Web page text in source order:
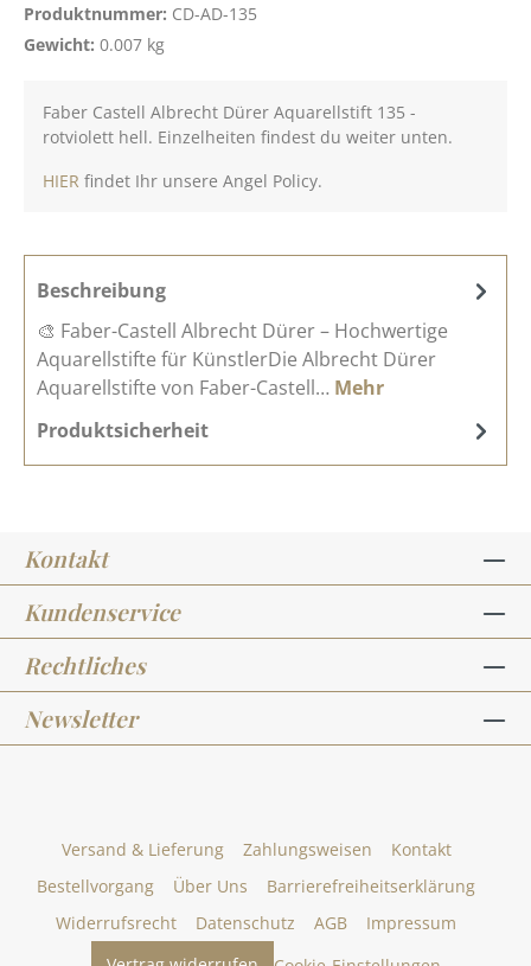
Produktnummer: CD-AD-135
Gewicht: 0.007 kg
Faber Castell Albrecht Dürer Aquarellstift 135 -
rotviolett hell. Einzelheiten findest du weiter unten.
HIER findet Ihr unsere Angel Policy.
Beschreibung
🎨 Faber-Castell Albrecht Dürer – Hochwertige
Aquarellstifte für KünstlerDie Albrecht Dürer
Aquarellstifte von Faber-Castell… Mehr
Produktsicherheit
Kontakt
Kundenservice
Rechtliches
Newsletter
Versand & Lieferung Zahlungsweisen
Kontakt
Bestellvorgang
Über Uns
Barrierefreiheitserklärung
Widerrufsrecht
Datenschutz AGB
Impressum